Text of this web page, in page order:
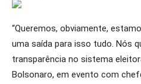
“Queremos, obviamente,
uma saída para isso tudo. Nós
transparência no sistema
Bolsonaro, em evento com